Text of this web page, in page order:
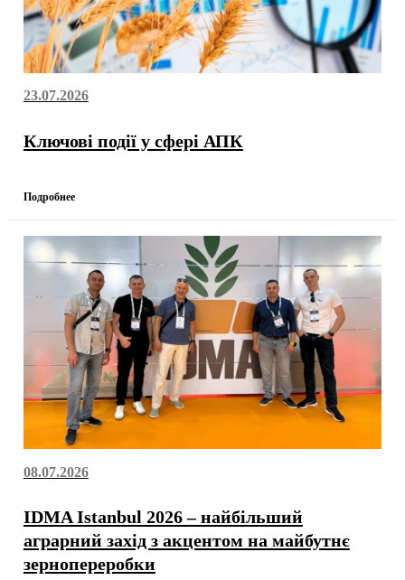
23.07.2026
Ключові події у сфері АПК
Подробнее
08.07.2026
IDMA Istanbul 2026 – найбільший
аграрний захід з акцентом на майбутнє
зернопереробки